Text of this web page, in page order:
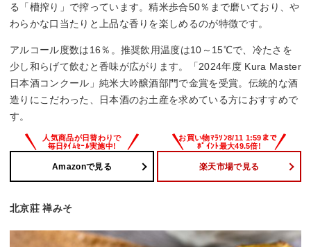
る「槽搾り」で搾っています。精米歩合50％まで磨いており、や
わらかな口当たりと上品な香りを楽しめるのが特徴です。
アルコール度数は16％。推奨飲用温度は10～15℃で、冷たさを
少し和らげて飲むと香味が広がります。「2024年度 Kura Master
日本酒コンクール」純米大吟醸酒部門で金賞を受賞。伝統的な酒
造りにこだわった、日本酒のお土産を求めている方におすすめで
す。
Amazonで見る 楽天市場で見る
北京莊 禅みそ